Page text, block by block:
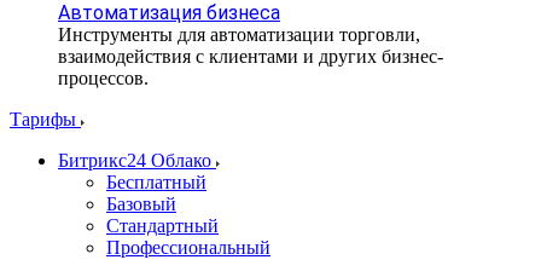
Автоматизация бизнеса
Инструменты для автоматизации торговли,
взаимодействия с клиентами и других бизнес-
процессов.
Тарифы
Битрикс24 Облако
Бесплатный
Базовый
Стандартный
Профессиональный